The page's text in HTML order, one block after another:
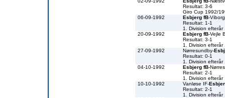
Resultat: 3-6
Giro Cup 1992/
06-09-1992
Esbjerg fB-
Resultat: 1-1
1. Division efterår
20-09-1992
Esbjerg fB-Vejle
Resultat: 3-1
1. Division efterår
27-09-1992
Nørresundby-
Resultat: 0-1
1. Division efterår
04-10-1992
Esbjerg fB-
Resultat: 2-1
1. Division efterår
10-10-1992
Vanløse IF-
Resultat: 2-1
1. Division efterår